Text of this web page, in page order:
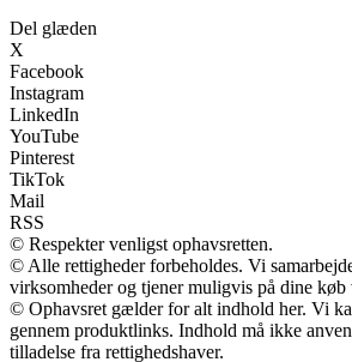
Del glæden
X
Facebook
Instagram
LinkedIn
YouTube
Pinterest
TikTok
Mail
RSS
© Respekter venligst ophavsretten.
© Alle rettigheder forbeholdes. Vi
virksomheder og tjener muligvis på dine køb
© Ophavsret gælder for alt indhold her. Vi
gennem produktlinks. Indhold må ikke
tilladelse fra rettighedshaver.